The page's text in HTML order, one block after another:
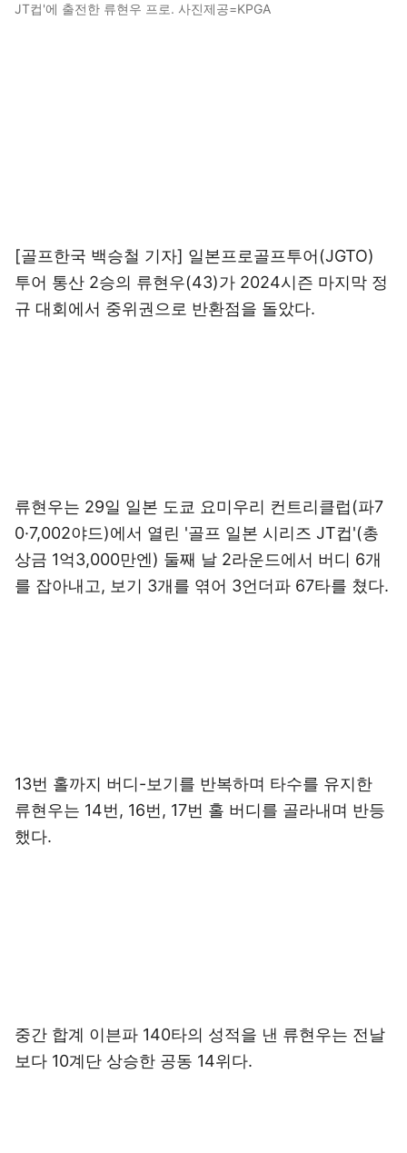
JT컵'에 출전한 류현우 프로. 사진제공=KPGA
[골프한국 백승철 기자] 일본프로골프투어(JGTO)
투어 통산 2승의 류현우(43)가 2024시즌 마지막 정
규 대회에서 중위권으로 반환점을 돌았다.
류현우는 29일 일본 도쿄 요미우리 컨트리클럽(파7
0·7,002야드)에서 열린 '골프 일본 시리즈 JT컵'(총
상금 1억3,000만엔) 둘째 날 2라운드에서 버디 6개
를 잡아내고, 보기 3개를 엮어 3언더파 67타를 쳤다.
13번 홀까지 버디-보기를 반복하며 타수를 유지한
류현우는 14번, 16번, 17번 홀 버디를 골라내며 반등
했다.
중간 합계 이븐파 140타의 성적을 낸 류현우는 전날
보다 10계단 상승한 공동 14위다.